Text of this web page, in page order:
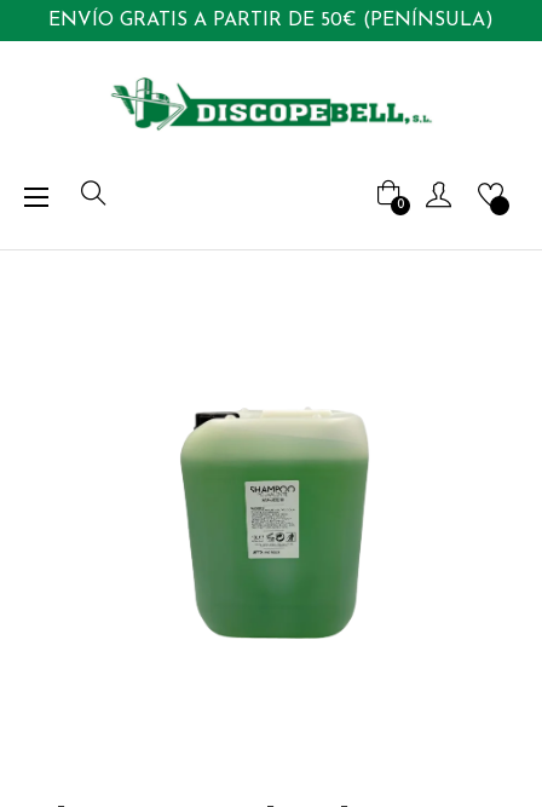
ENVÍO GRATIS A PARTIR DE 50€ (PENÍNSULA)
0
Navegación
palanca
☰